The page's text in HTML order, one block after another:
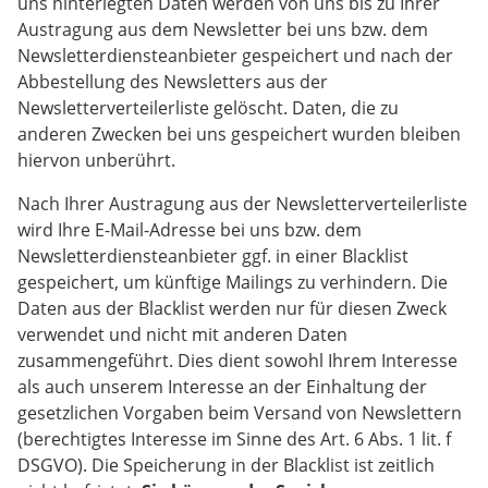
Austragung aus dem Newsletter bei uns bzw. dem
Newsletterdiensteanbieter gespeichert und nach der
Abbestellung des Newsletters aus der
Newsletterverteilerliste gelöscht. Daten, die zu
anderen Zwecken bei uns gespeichert wurden bleiben
hiervon unberührt.
Nach Ihrer Austragung aus der Newsletterverteilerliste
wird Ihre E-Mail-Adresse bei uns bzw. dem
Newsletterdiensteanbieter ggf. in einer Blacklist
gespeichert, um künftige Mailings zu verhindern. Die
Daten aus der Blacklist werden nur für diesen Zweck
verwendet und nicht mit anderen Daten
zusammengeführt. Dies dient sowohl Ihrem Interesse
als auch unserem Interesse an der Einhaltung der
gesetzlichen Vorgaben beim Versand von Newslettern
(berechtigtes Interesse im Sinne des Art. 6 Abs. 1 lit. f
DSGVO). Die Speicherung in der Blacklist ist zeitlich